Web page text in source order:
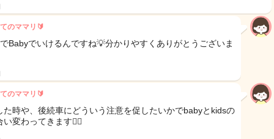
のママリ🔰
Babyでいけるんですね💡分かりやすくありがとうございま
のママリ🔰
た時や、後続車にどういう注意を促したいかでbabyとkidsの
い変わってきます🙆‍♀️